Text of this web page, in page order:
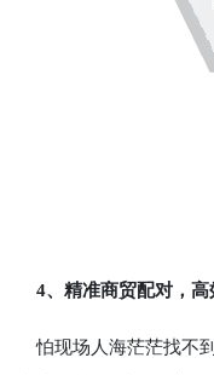
4、精准商贸配对，
怕现场人海茫茫找不到